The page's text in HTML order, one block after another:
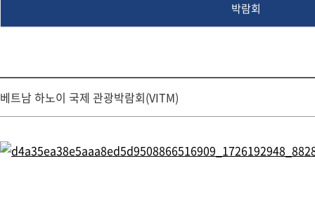
박람회
베트남 하노이 국제 관광박람회(VITM)